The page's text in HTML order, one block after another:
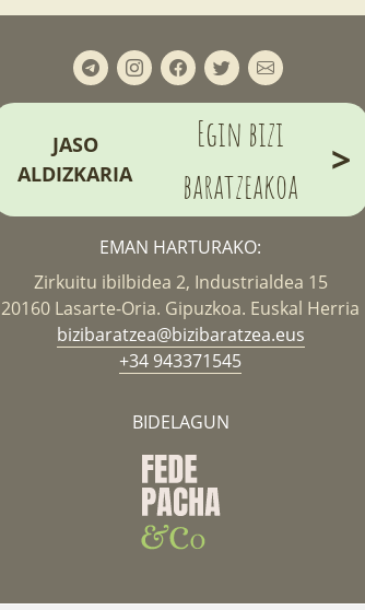
JASO
ALDIZKARIA
Egin bizi
baratzeakoa
>
EMAN HARTURAKO:
Zirkuitu ibilbidea 2, Industrialdea 15
20160 Lasarte-Oria. Gipuzkoa. Euskal Herria
bizibaratzea@bizibaratzea.eus
+34 943371545
BIDELAGUN